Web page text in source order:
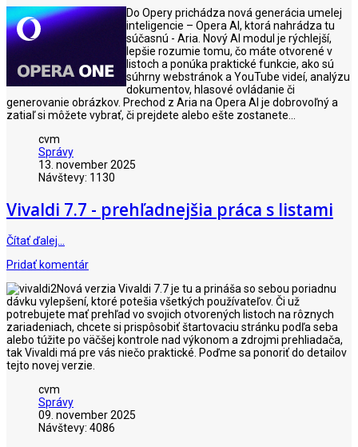
Do Opery prichádza nová generácia umelej
inteligencie – Opera AI, ktorá nahrádza tu
súčasnú - Aria. Nový AI modul je rýchlejší,
lepšie rozumie tomu, čo máte otvorené v
listoch a ponúka praktické funkcie, ako sú
súhrny webstránok a YouTube videí, analýzu
dokumentov, hlasové ovládanie či
generovanie obrázkov. Prechod z Aria na Opera AI je dobrovoľný a
zatiaľ si môžete vybrať, či prejdete alebo ešte zostanete...
cvm
Správy
13. november 2025
Návštevy: 1130
Vivaldi 7.7 - prehľadnejšia práca s listami
Čítať ďalej…
Pridať komentár
Nová verzia Vivaldi 7.7 je tu a prináša so sebou poriadnu
dávku vylepšení, ktoré potešia všetkých používateľov. Či už
potrebujete mať prehľad vo svojich otvorených listoch na rôznych
zariadeniach, chcete si prispôsobiť štartovaciu stránku podľa seba
alebo túžite po väčšej kontrole nad výkonom a zdrojmi prehliadača,
tak Vivaldi má pre vás niečo praktické. Poďme sa ponoriť do detailov
tejto novej verzie.
cvm
Správy
09. november 2025
Návštevy: 4086